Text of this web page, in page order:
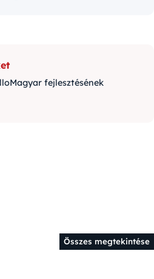
fejlesztésének
Összes megtekintése